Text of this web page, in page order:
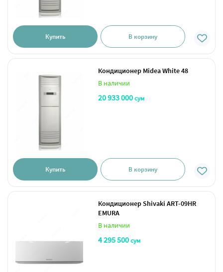
Купить В корзину
Кондиционер Midea White 48
В наличии
20 933 000сум
Купить В корзину
Кондиционер Shivaki ART-09HR
EMURA
В наличии
4 295 500сум